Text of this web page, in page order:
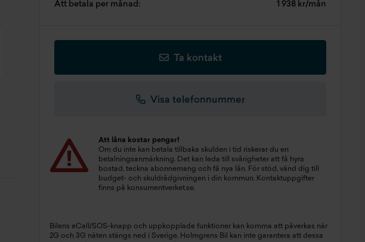
Att betala per månad: 1 938 kr/mån
Ta kontakt
Visa telefonnummer
Att låna kostar pengar!
Om du inte kan betala tillbaka skulden i tid riskerar du en
betalningsanmärkning. Det kan leda till svårigheter att få hyra
bostad, teckna abonnemang och få nya lån. För stöd, vänd dig till
budget- och skuldrådgivningen i din kommun. Kontaktuppgifter
finns på konsumentverket.se.
Bilens eCall/SOS-knapp och uppkopplade funktioner kan komma att påverkas när
2G och 3G näten stängs ned i Sverige. Holmgrens Bil kan inte garantera att dessa